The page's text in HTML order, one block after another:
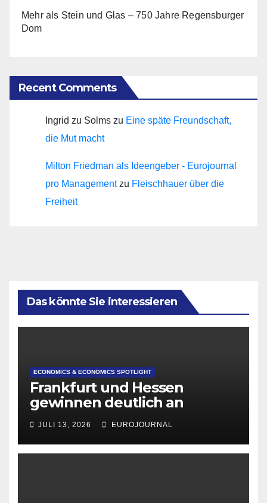
Mehr als Stein und Glas – 750 Jahre Regensburger
Dom
Recent Comments
Ingrid zu Solms zu Eine späte Freundschaft,
die Mut macht
Milton Friedman als Ideengeber - Eurojournal
pro Managementzu Fleischhauer über die
Freiheit
Das könnte Sie interessieren
ECONOMICS & ECONOMICS SPOTLIGHT
Frankfurt und Hessen
gewinnen deutlich an
Attraktivität für Startup-
Gründungen
JULI 13, 2026 EUROJOURNAL